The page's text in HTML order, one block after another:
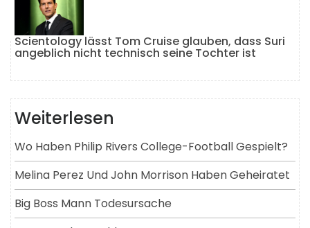
Scientology lässt Tom Cruise glauben, dass Suri
angeblich nicht technisch seine Tochter ist
Weiterlesen
Wo Haben Philip Rivers College-Football Gespielt?
Melina Perez Und John Morrison Haben Geheiratet
Big Boss Mann Todesursache